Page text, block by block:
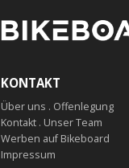
KONTAKT
Über uns . Offenlegung
Kontakt . Unser Team
Werben auf Bikeboard
Impressum